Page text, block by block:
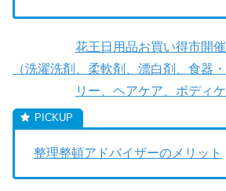
花王日用品お買い得市開催
（洗濯洗剤、柔軟剤、漂白剤、食器
リー、ヘアケア、ボディケ
整理整頓アドバイザーのメリット